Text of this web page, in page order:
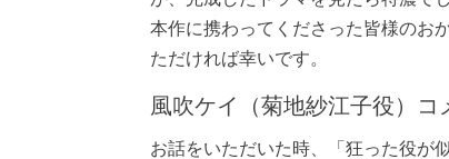
本作に携わってくださった皆様のお
ただければ幸いです。
風吹ケイ（菊地紗江子役）コ
お話をいただいた時、「狂った役が